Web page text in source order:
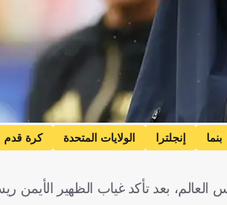
بنما إنجلترا الولايات المتحدة كرة قدم
العالم، بعد تأكد غياب الظهير